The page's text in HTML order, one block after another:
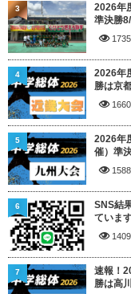
2026年
準決勝
1735
3
2026年
勝は京
1660
4
2026年
催）準
1588
5
SNS結
ていま
1409
6
速報！
勝は高
7